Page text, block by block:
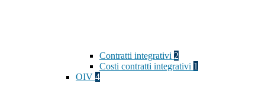
Contratti integrativi 2
Costi contratti integrativi 1
OIV 4